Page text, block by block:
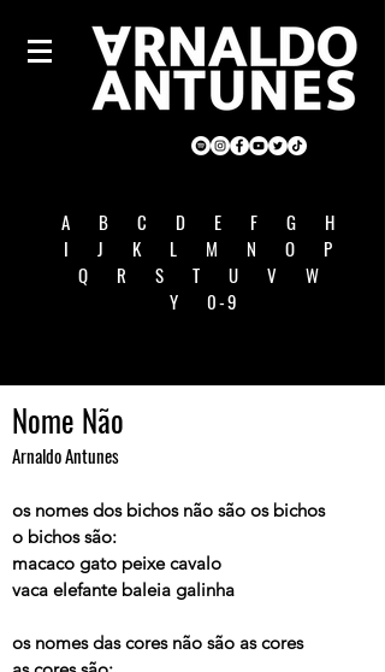
A B C D E F G
H
I
J K L M N O
P
Q
R S T U V
W
Y
0-9
Nome Não
Arnaldo Antunes
os nomes dos bichos não são os bichos
o bichos são:
macaco gato peixe cavalo
vaca elefante baleia galinha
os nomes das cores não são as cores